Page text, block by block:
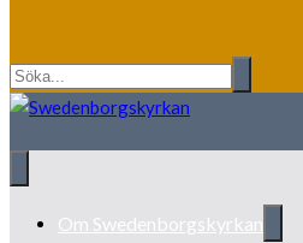
Om Swedenborgskyrkan